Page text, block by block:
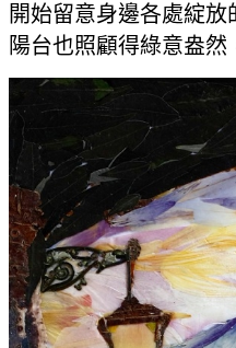
開始留意身邊各處綻
陽台也照顧得綠意盎然